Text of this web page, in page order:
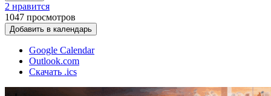
2 нравится
1047 просмотров
Добавить в календарь
Google Calendar
Outlook.com
Скачать .ics